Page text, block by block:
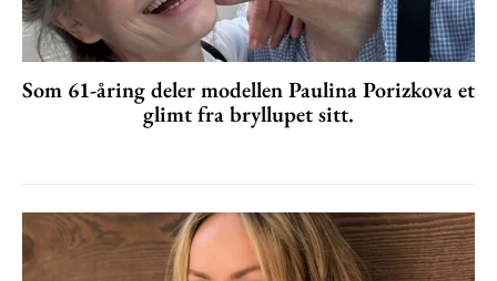
Som 61-åring deler modellen Paulina Porizkova et
glimt fra bryllupet sitt.